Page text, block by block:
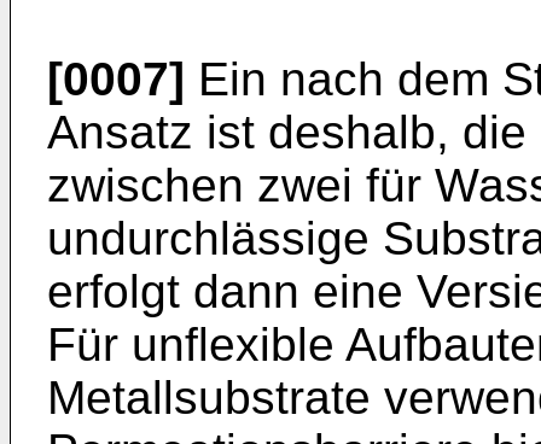
[0007] Ein nach dem
Ansatz ist deshalb,
zwischen zwei für
undurchlässige
erfolgt dann eine
Für unflexible
Metallsubstrate